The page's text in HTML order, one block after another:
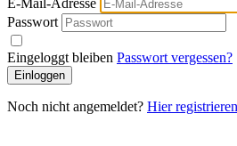
E-Mail-Adresse
Passwort
Eingeloggt bleiben Passwort vergessen?
Einloggen
Noch nicht angemeldet? Hier registrieren